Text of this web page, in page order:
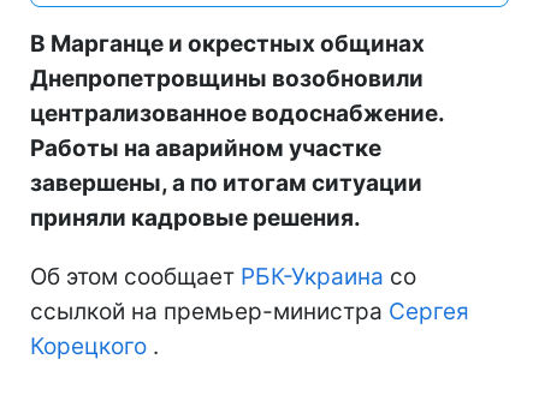
В Марганце и окрестных общинах
Днепропетровщины возобновили
централизованное водоснабжение.
Работы на аварийном участке
завершены, а по итогам ситуации
приняли кадровые решения.
Об этом сообщает РБК-Украина со
ссылкой на премьер-министра Сергея
Корецкого .